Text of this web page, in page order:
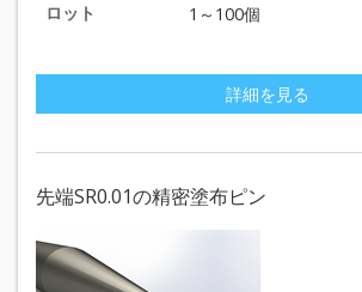
ロット
1～100個
詳細を見る
先端SR0.01の精密塗布ピン